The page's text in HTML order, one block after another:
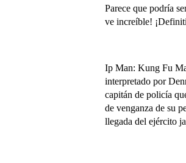
Parece que podría
ve increíble!
Ip Man: Kung Fu
interpretado por
capitán de policía
de venganza de su
llegada del ejército